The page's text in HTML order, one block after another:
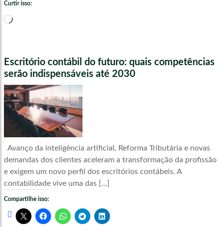
Curtir isso:
Carregando...
Escritório contábil do futuro: quais competências
serão indispensáveis até 2030
Avanço da inteligência artificial, Reforma Tributária e novas
demandas dos clientes aceleram a transformação da profissão
e exigem um novo perfil dos escritórios contábeis. A
contabilidade vive uma das […]
Compartilhe isso: